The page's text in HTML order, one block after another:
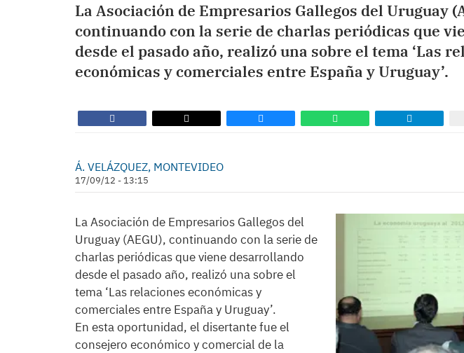
La Asociación de Empresarios Gallegos del Uruguay
continuando con la serie de charlas periódicas que
desde el pasado año, realizó una sobre el tema ‘Las
económicas y comerciales entre España y Uruguay’.
Á. VELÁZQUEZ, MONTEVIDEO
17/09/12 - 13:15
La Asociación de Empresarios Gallegos del
Uruguay (AEGU), continuando con la serie de
charlas periódicas que viene desarrollando
desde el pasado año, realizó una sobre el
tema ‘Las relaciones económicas y
comerciales entre España y Uruguay’.
En esta oportunidad, el disertante fue el
consejero económico y comercial de la